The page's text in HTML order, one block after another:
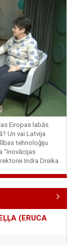
Eiropas labās
Un vai Latvija
tehnoloģiju
"Inovācijas
Indra Dreika.
(ERUCA